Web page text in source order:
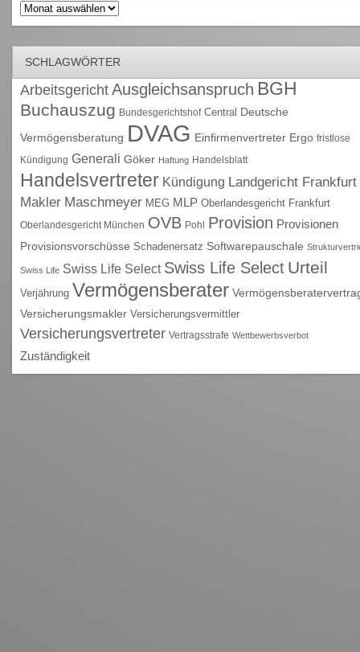
Archiv
SCHLAGWÖRTER
Arbeitsgericht Ausgleichsanspruch BGH
Buchauszug Bundesgerichtshof Central Deutsche
Vermögensberatung DVAG Einfirmenvertreter Ergo fristlose
Kündigung Generali Göker Haftung Handelsblatt
Handelsvertreter Kündigung Landgericht Frankfurt
Makler Maschmeyer MEG MLP Oberlandesgericht Frankfurt
Oberlandesgericht München OVB Pohl Provision Provisionen
Provisionsvorschüsse Schadenersatz Softwarepauschale
Swiss Life Swiss Life Select Swiss Life Select Urteil
Verjährung Vermögensberater
Versicherungsmakler Versicherungsvermittler
Versicherungsvertreter Vertragsstrafe Wettbewerbsverbot
Zuständigkeit